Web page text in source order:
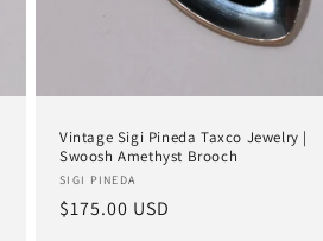
Vintage Sigi Pineda Taxco Jewelry |
Swoosh Amethyst Brooch
Anbieter:
SIGI PINEDA
Normaler
$175.00 USD